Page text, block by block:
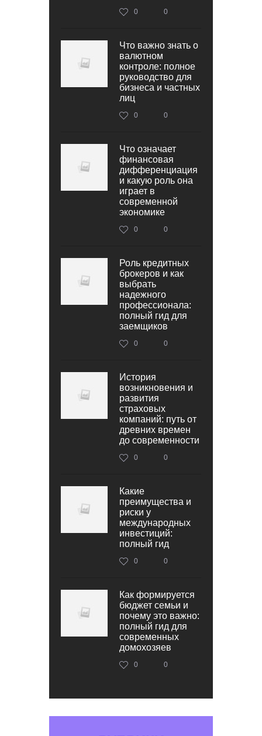
0 0
Что важно знать о
валютном
контроле: полное
руководство для
бизнеса и частных
лиц
0 0
Что означает
финансовая
дифференциация
и какую роль она
играет в
современной
экономике
0 0
Роль кредитных
брокеров и как
выбрать
надежного
профессионала:
полный гид для
заемщиков
0 0
История
возникновения и
развития
страховых
компаний: путь от
древних времен
до современности
0 0
Какие
преимущества и
риски у
международных
инвестиций:
полный гид
0 0
Как формируется
бюджет семьи и
почему это важно:
полный гид для
современных
домохозяев
0 0